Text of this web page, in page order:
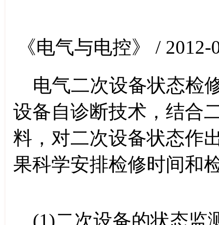
《电气与电控》 / 2012-
电气二次设备状态检
设备自诊断技术，结合
料，对二次设备状态作
果科学安排检修时间和
(1)二次设备的状态监